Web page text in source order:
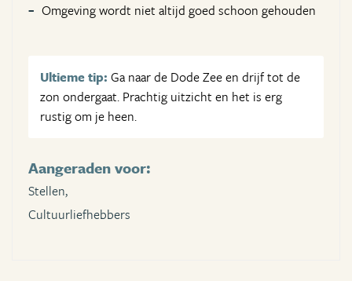
Omgeving wordt niet altijd goed schoon gehouden
Ultieme tip: Ga naar de Dode Zee en drijf tot de
zon ondergaat. Prachtig uitzicht en het is erg
rustig om je heen.
Aangeraden voor:
Stellen,
Cultuurliefhebbers